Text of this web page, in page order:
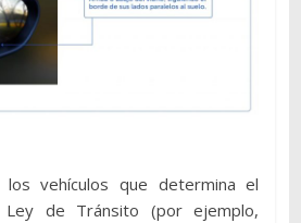
los vehículos que determina el
de Tránsito (por ejemplo,